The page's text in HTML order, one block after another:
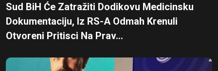
Sud BiH Će Zatražiti Dodikovu Medicinsku
Dokumentaciju, Iz RS-A Odmah Krenuli
Otvoreni Pritisci Na Prav...